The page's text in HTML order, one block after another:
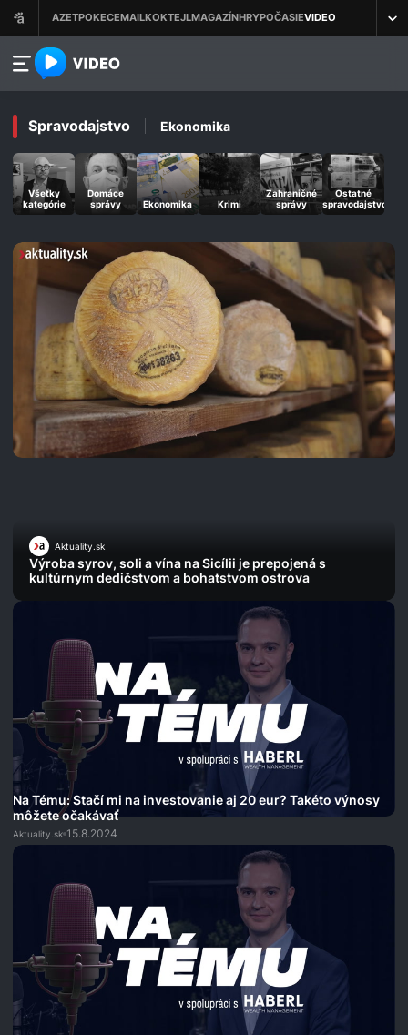
azet.video.sk
Spravodajstvo Ekonomika
Všetky
kategórie
Domáce
správy
Ekonomika Krimi
Zahraničné
správy
Ostatné
spravodajstvo
Aktuality.sk
Výroba syrov, soli a vína na Sicílii je prepojená s
kultúrnym dedičstvom a bohatstvom ostrova
Na Tému: Stačí mi na investovanie aj 20 eur? Takéto výnosy
môžete očakávať
Aktuality.sk 15.8.2024